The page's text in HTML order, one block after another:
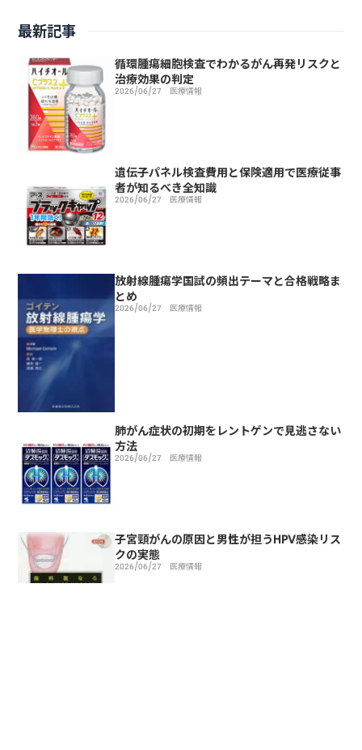
最新記事
循環腫瘍細胞検査でわかるがん再発リスクと
治療効果の判定
2026/06/27 医療情報
遺伝子パネル検査費用と保険適用で医療従事
者が知るべき全知識
2026/06/27 医療情報
放射線腫瘍学国試の頻出テーマと合格戦略ま
とめ
2026/06/27 医療情報
肺がん症状の初期をレントゲンで見逃さない
方法
2026/06/27 医療情報
子宮頸がんの原因と男性が担うHPV感染リス
クの実態
2026/06/27 医療情報